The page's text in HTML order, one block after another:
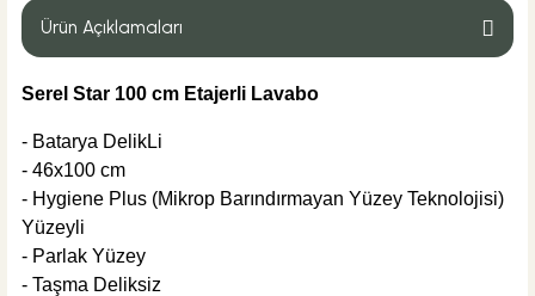
Ürün Açıklamaları
Serel Star 100 cm Etajerli Lavabo
- Batarya DelikLi
- 46x100 cm
- Hygiene Plus (Mikrop Barındırmayan Yüzey Teknolojisi)
Yüzeyli
- Parlak Yüzey
- Taşma Deliksiz